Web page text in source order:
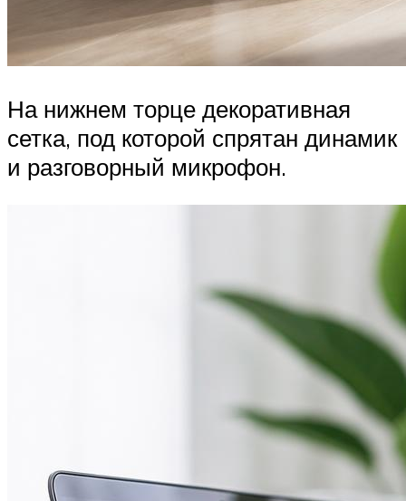
На нижнем торце декоративная
сетка, под которой спрятан динамик
и разговорный микрофон.